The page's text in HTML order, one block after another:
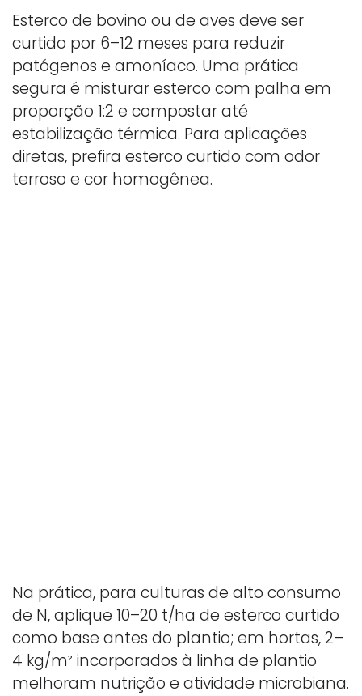
Esterco de bovino ou de aves deve ser
curtido por 6–12 meses para reduzir
patógenos e amoníaco. Uma prática
segura é misturar esterco com palha em
proporção 1:2 e compostar até
estabilização térmica. Para aplicações
diretas, prefira esterco curtido com odor
terroso e cor homogênea.
Na prática, para culturas de alto consumo
de N, aplique 10–20 t/ha de esterco curtido
como base antes do plantio; em hortas, 2–
4 kg/m² incorporados à linha de plantio
melhoram nutrição e atividade microbiana.